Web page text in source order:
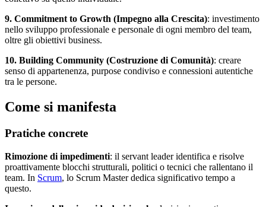
9. Commitment to Growth (Impegno alla Crescita): investimento
nello sviluppo professionale e personale di ogni membro del team,
oltre gli obiettivi business.
10. Building Community (Costruzione di Comunità): creare
senso di appartenenza, purpose condiviso e connessioni autentiche
tra le persone.
Come si manifesta
Pratiche concrete
Rimozione di impedimenti: il servant leader identifica e risolve
proattivamente blocchi strutturali, politici o tecnici che rallentano il
team. In Scrum, lo Scrum Master dedica significativo tempo a
questo.